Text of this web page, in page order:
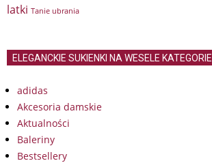
latki Tanie ubrania
ELEGANCKIE SUKIENKI NA WESELE KATEGORIE
adidas
Akcesoria damskie
Aktualności
Baleriny
Bestsellery